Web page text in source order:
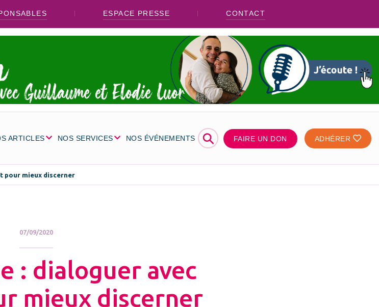
ESPACE PRESSE CONTACT
ARTICLES NOS SERVICES NOS ÉVÉNEMENTS ⚲ FAIRE UN DON ADHÉRER
pour mieux discerner
07/09/2020
: dialoguer avec
mieux discerner